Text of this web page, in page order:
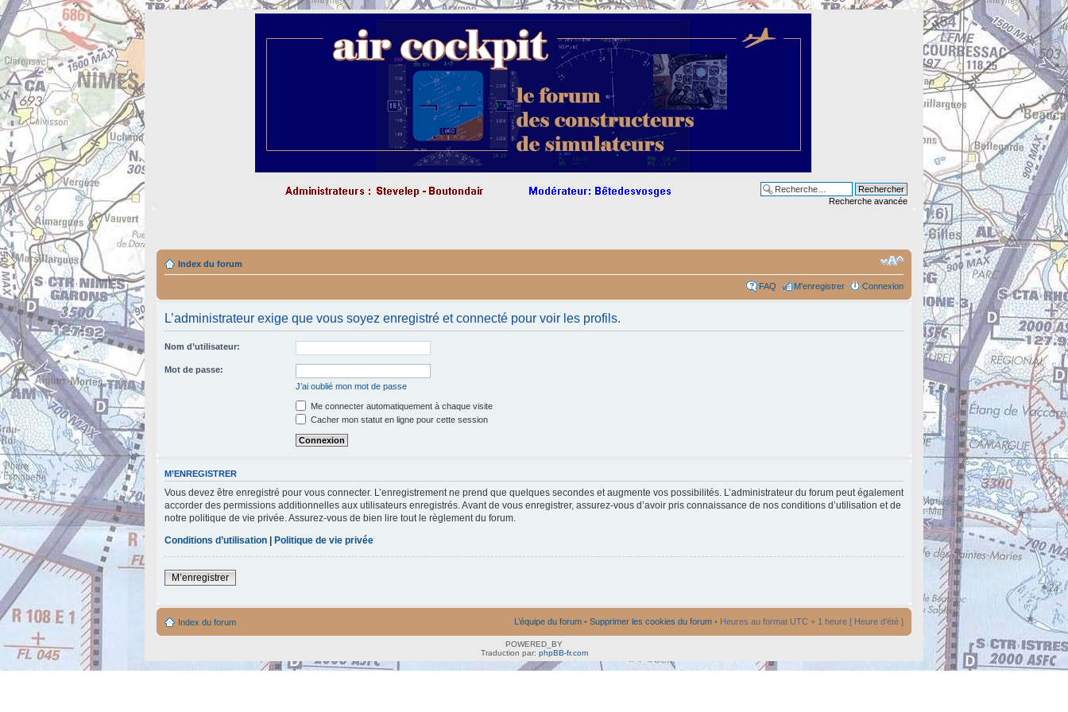
Recherche avancée
Index du forum
FAQ M’enregistrer Connexion
L’administrateur exige que vous soyez enregistré et connecté pour voir les profils.
Nom d’utilisateur:
Mot de passe:
J’ai oublié mon mot de passe
Me connecter automatiquement à chaque visite
Cacher mon statut en ligne pour cette session
M’ENREGISTRER
Vous devez être enregistré pour vous connecter. L’enregistrement ne prend que quelques secondes et augmente vos possibilités. L’administrateur du forum peut également
accorder des permissions additionnelles aux utilisateurs enregistrés. Avant de vous enregistrer, assurez-vous d’avoir pris connaissance de nos conditions d’utilisation et de
notre politique de vie privée. Assurez-vous de bien lire tout le règlement du forum.
Conditions d’utilisation | Politique de vie privée
M’enregistrer
Index du forum L’équipe du forum • Supprimer les cookies du forum • Heures au format UTC + 1 heure [ Heure d’été ]
POWERED_BY
Traduction par: phpBB-fr.com